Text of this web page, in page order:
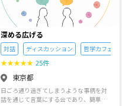
のキャンプは一般的には大がかりな荷物
と、遠出しなければできませんが、調べ
つくして都内での開催を実現していま
す。持ち物欄を参考に少ない荷物で済む
ので、車も必要なく、都心在住であって
も、手軽に学びと自然のアクティビティ
を体験できます。 ★キーワード 焚火、ブ
ッシュクラフト、キャンプ、ソロキャ
ン、グランピング、サバイバル、ディス
カバリーチャンネル、無人島、かめ五
郎、旅、ナイフ ★主催について。 ゲーム
のRPGなどが好きで、冒険やサバイバル
るオフ会 メンバーがやりたい企画を実
現♪ 🍀 大人の立振る舞いで楽しもう 🍀
ルールを守って楽しいオフ会にしましょ
う!! (注意事項です。つなげーと規約も守
ろう) ・友達作りコンセプト、男女関係無
く楽しもう ・個人都合における返金無し
ですよ～ ・各種勧誘の禁止(他グループ、
マルチ･ネットワーク、仮想通過･絵画販
売勧誘、宗教等) ・営業、ナンパ、喧嘩、
セクハラをされる方、第三者から見て不
快な行為をする方は、幹事の判断でお帰
り頂きま～すまた、そのような場合の返
深める広げる
対話 ディスカッション 哲学カフェ
★★★★★ 25件
東京都
日ごろ通り過ぎてしまうような事柄を対
話を通じて言葉にする会であり、簡単そ